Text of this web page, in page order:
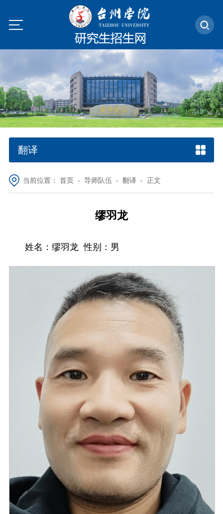
翻译
当前位置： 首页- 导师队伍 - 翻译 - 正文
缪羽龙
姓名： 缪羽龙 性别： 男